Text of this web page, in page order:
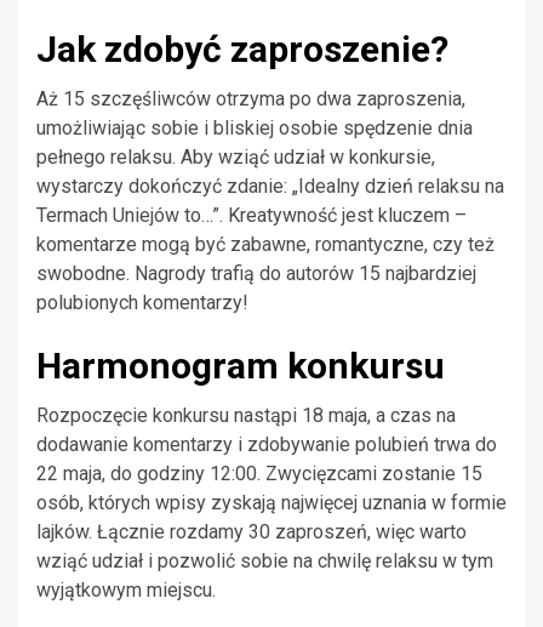
Jak zdobyć zaproszenie?
Aż 15 szczęśliwców otrzyma po dwa zaproszenia,
umożliwiając sobie i bliskiej osobie spędzenie dnia
pełnego relaksu. Aby wziąć udział w konkursie,
wystarczy dokończyć zdanie: „Idealny dzień relaksu na
Termach Uniejów to…”. Kreatywność jest kluczem –
komentarze mogą być zabawne, romantyczne, czy też
swobodne. Nagrody trafią do autorów 15 najbardziej
polubionych komentarzy!
Harmonogram konkursu
Rozpoczęcie konkursu nastąpi 18 maja, a czas na
dodawanie komentarzy i zdobywanie polubień trwa do
22 maja, do godziny 12:00. Zwycięzcami zostanie 15
osób, których wpisy zyskają najwięcej uznania w formie
lajków. Łącznie rozdamy 30 zaproszeń, więc warto
wziąć udział i pozwolić sobie na chwilę relaksu w tym
wyjątkowym miejscu.